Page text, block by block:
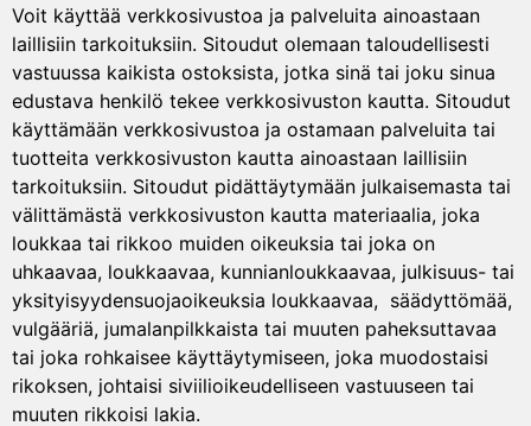
Voit käyttää verkkosivustoa ja palveluita ainoastaan
laillisiin tarkoituksiin. Sitoudut olemaan taloudellisesti
vastuussa kaikista ostoksista, jotka sinä tai joku sinua
edustava henkilö tekee verkkosivuston kautta. Sitoudut
käyttämään verkkosivustoa ja ostamaan palveluita tai
tuotteita verkkosivuston kautta ainoastaan laillisiin
tarkoituksiin. Sitoudut pidättäytymään julkaisemasta tai
välittämästä verkkosivuston kautta materiaalia, joka
loukkaa tai rikkoo muiden oikeuksia tai joka on
uhkaavaa, loukkaavaa, kunnianloukkaavaa, julkisuus- tai
yksityisyydensuojaoikeuksia loukkaavaa, säädyttömää,
vulgääriä, jumalanpilkkaista tai muuten paheksuttavaa
tai joka rohkaisee käyttäytymiseen, joka muodostaisi
rikoksen, johtaisi siviilioikeudelliseen vastuuseen tai
muuten rikkoisi lakia.